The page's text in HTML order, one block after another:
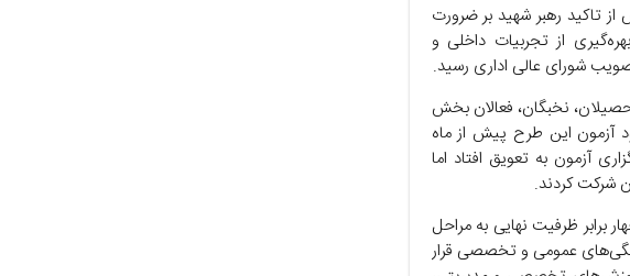
تاکید رهبر شهید بر ضرورت
از تجربیات داخلی و
نخبگان، فعالان بخش
آزمون این طرح پیش از ماه
آزمون به تعویق افتاد اما
برابر ظرفیت نهایی به مراحل
عمومی و تخصصی قرار